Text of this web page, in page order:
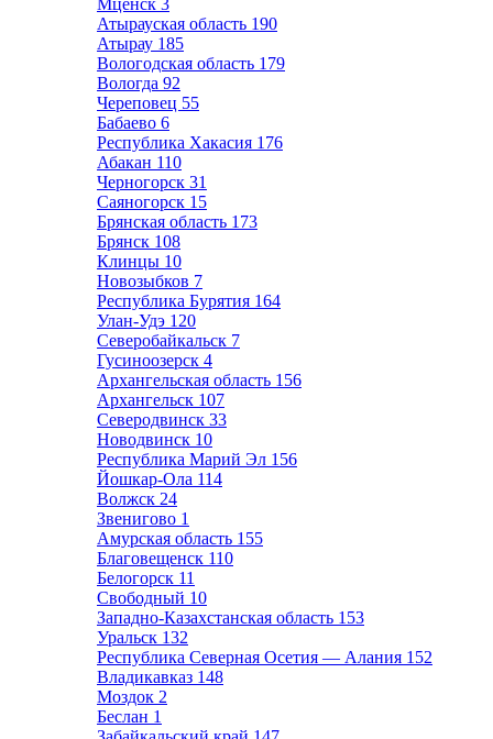
Мценск 3
Атырауская область 190
Атырау 185
Вологодская область 179
Вологда 92
Череповец 55
Бабаево 6
Республика Хакасия 176
Абакан 110
Черногорск 31
Саяногорск 15
Брянская область 173
Брянск 108
Клинцы 10
Новозыбков 7
Республика Бурятия 164
Улан-Удэ 120
Северобайкальск 7
Гусиноозерск 4
Архангельская область 156
Архангельск 107
Северодвинск 33
Новодвинск 10
Республика Марий Эл 156
Йошкар-Ола 114
Волжск 24
Звенигово 1
Амурская область 155
Благовещенск 110
Белогорск 11
Свободный 10
Западно-Казахстанская область 153
Уральск 132
Республика Северная Осетия — Алания 152
Владикавказ 148
Моздок 2
Беслан 1